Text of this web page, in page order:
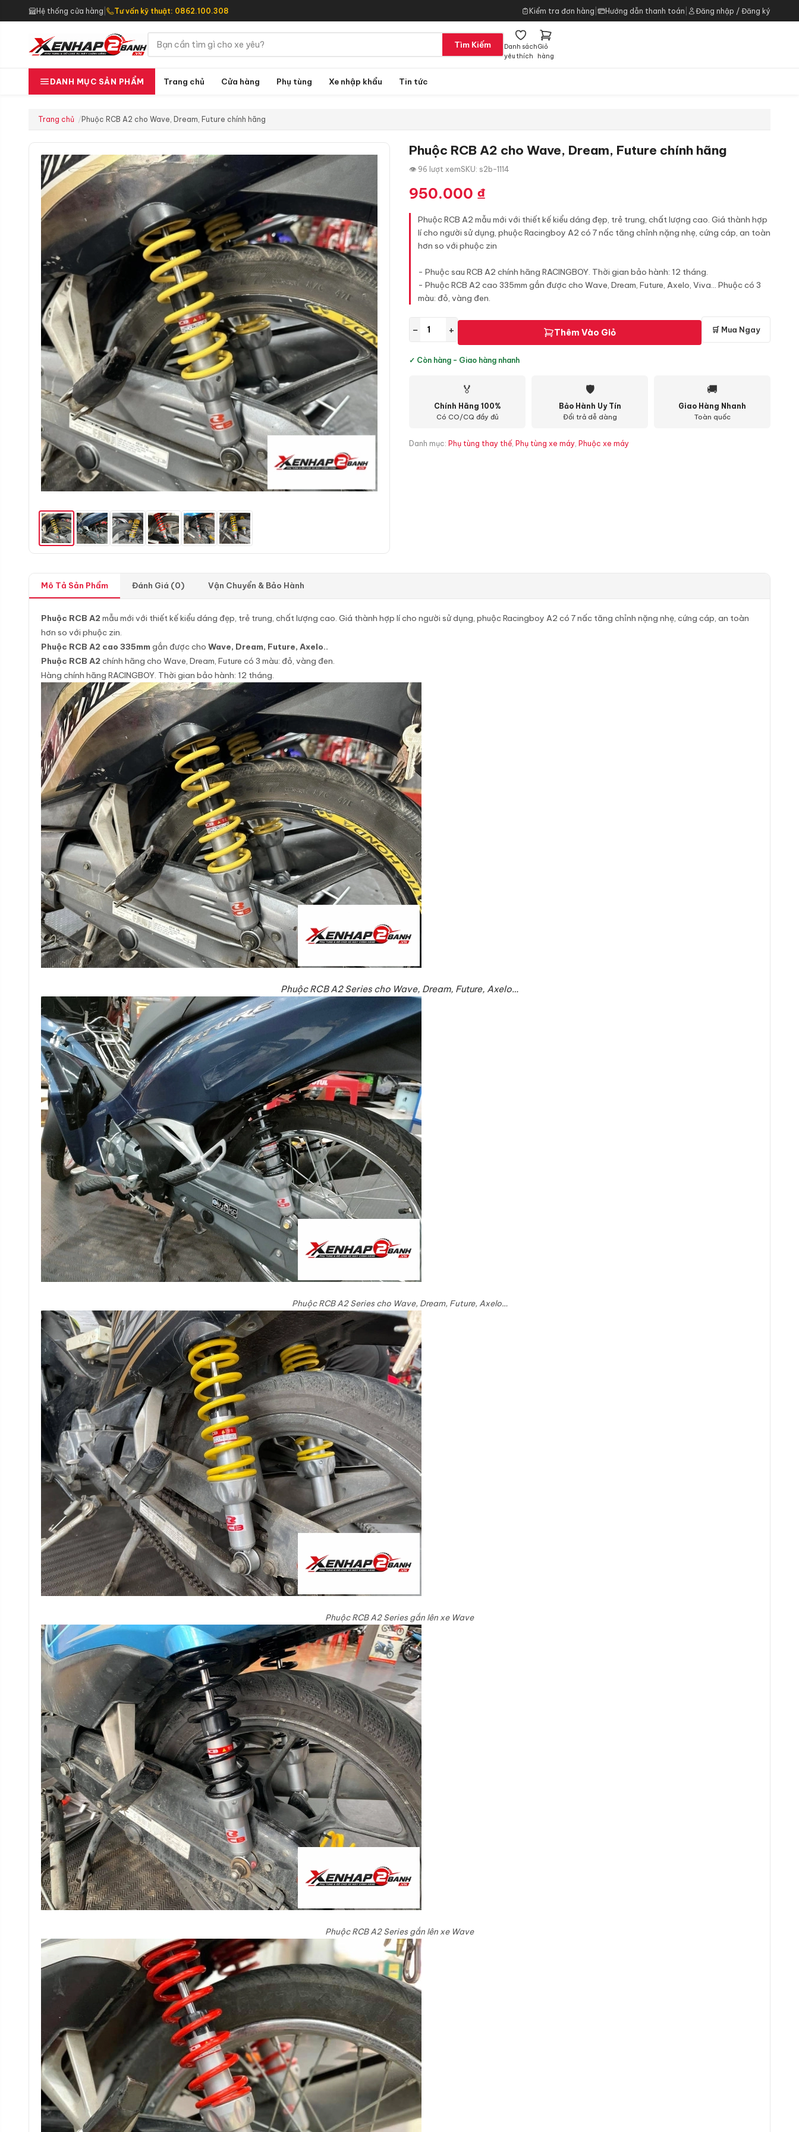
Hệ thống cửa hàng Tư vấn kỹ thuật: 0862.100.308 Kiểm tra đơn hàng Hướng dẫn thanh toán Đăng nhập / Đăng ký
Tìm Kiếm
Danh sách
yêu thích
Giỏ
hàng
DANH MỤC SẢN PHẨM Trang chủ Cửa hàng Phụ tùng Xe nhập khẩu Tin tức
Trang chủ Phuộc RCB A2 cho Wave, Dream, Future chính hãng
Phuộc RCB A2 cho Wave, Dream, Future chính hãng
👁 96 lượt xemSKU: s2b-1114
950.000 ₫
Phuộc RCB A2 mẫu mới với thiết kế kiểu dáng đẹp, trẻ trung, chất lượng cao. Giá thành hợp
lí cho người sử dụng, phuộc Racingboy A2 có 7 nấc tăng chỉnh nặng nhẹ, cứng cáp, an toàn
hơn so với phuộc zin
- Phuộc sau RCB A2 chính hãng RACINGBOY. Thời gian bảo hành: 12 tháng.
- Phuộc RCB A2 cao 335mm gắn được cho Wave, Dream, Future, Axelo, Viva... Phuộc có 3
màu: đỏ, vàng đen.
− + Thêm Vào Giỏ 🛒 Mua Ngay
✓ Còn hàng - Giao hàng nhanh
🏅
Chính Hãng 100%
Có CO/CQ đầy đủ
🛡
Bảo Hành Uy Tín
Đổi trả dễ dàng
🚚
Giao Hàng Nhanh
Toàn quốc
Danh mục: Phụ tùng thay thế, Phụ tùng xe máy, Phuộc xe máy
Mô Tả Sản Phẩm Đánh Giá (0) Vận Chuyển & Bảo Hành
Phuộc RCB A2 mẫu mới với thiết kế kiểu dáng đẹp, trẻ trung, chất lượng cao. Giá thành hợp lí cho người sử dụng, phuộc Racingboy A2 có 7 nấc tăng chỉnh nặng nhẹ, cứng cáp, an toàn
hơn so với phuộc zin.
Phuộc RCB A2 cao 335mm gắn được cho Wave, Dream, Future, Axelo..
Phuộc RCB A2 chính hãng cho Wave, Dream, Future có 3 màu: đỏ, vàng đen.
Hàng chính hãng RACINGBOY. Thời gian bảo hành: 12 tháng.
Phuộc RCB A2 Series cho Wave, Dream, Future, Axelo…
Phuộc RCB A2 Series cho Wave, Dream, Future, Axelo…
Phuộc RCB A2 Series gắn lên xe Wave
Phuộc RCB A2 Series gắn lên xe Wave